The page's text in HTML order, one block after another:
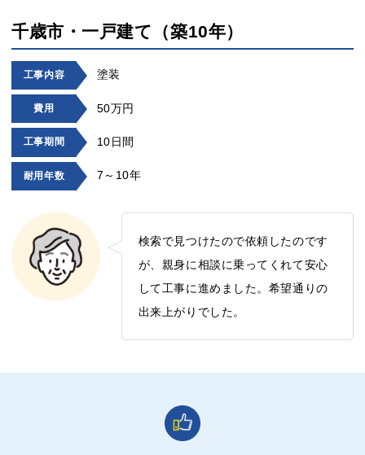
千歳市・一戸建て（築10年）
工事内容 塗装
費用 50万円
工事期間 10日間
耐用年数 7～10年
検索で見つけたので依頼したのです
が、親身に相談に乗ってくれて安心
して工事に進めました。希望通りの
出来上がりでした。